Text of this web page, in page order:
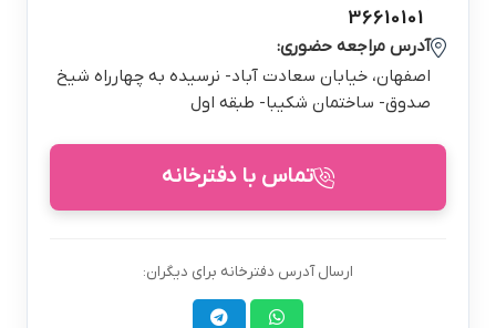
36610101
آدرس مراجعه حضوری:
اصفهان، خيابان سعادت آباد- نرسيده به چهارراه شيخ
صدوق- ساختمان شكيبا- طبقه اول
تماس با دفترخانه
ارسال آدرس دفترخانه برای دیگران: